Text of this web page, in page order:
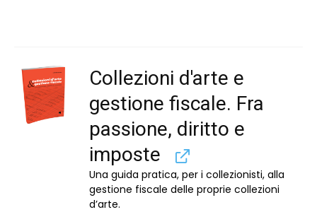
Collezioni d'arte e
gestione fiscale. Fra
passione, diritto e
imposte
Una guida pratica, per i collezionisti, alla
gestione fiscale delle proprie collezioni
d’arte.